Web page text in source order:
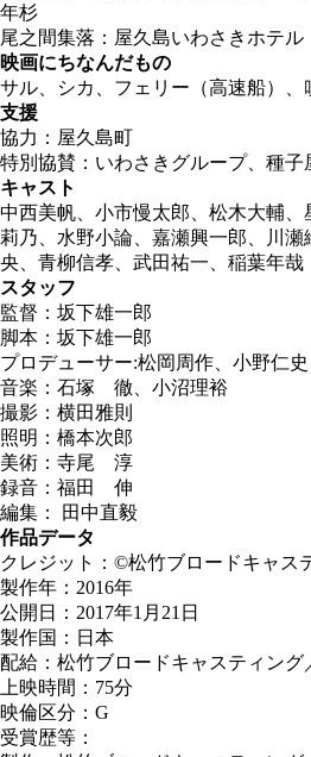
年杉
尾之間集落：屋久島いわさきホテル
映画にちなんだもの
サル、シカ、フェリー（高速船）、
支援
協力：屋久島町
特別協賛：いわさきグループ、種子
キャスト
中西美帆、小市慢太郎、松木大輔、
莉乃、水野小論、嘉瀬興一郎、川
央、青柳信孝、武田祐一、稲葉年哉
スタッフ
監督：坂下雄一郎
脚本：坂下雄一郎
プロデューサー:松岡周作、小野仁史
音楽：石塚 徹、小沼理裕
撮影：横田雅則
照明：橋本次郎
美術：寺尾 淳
録音：福田 伸
編集： 田中直毅
作品データ
クレジット：©松竹ブロードキャス
製作年：2016年
公開日：2017年1月21日
製作国：日本
配給：松竹ブロードキャスティン
上映時間：75分
映倫区分：G
受賞歴等：